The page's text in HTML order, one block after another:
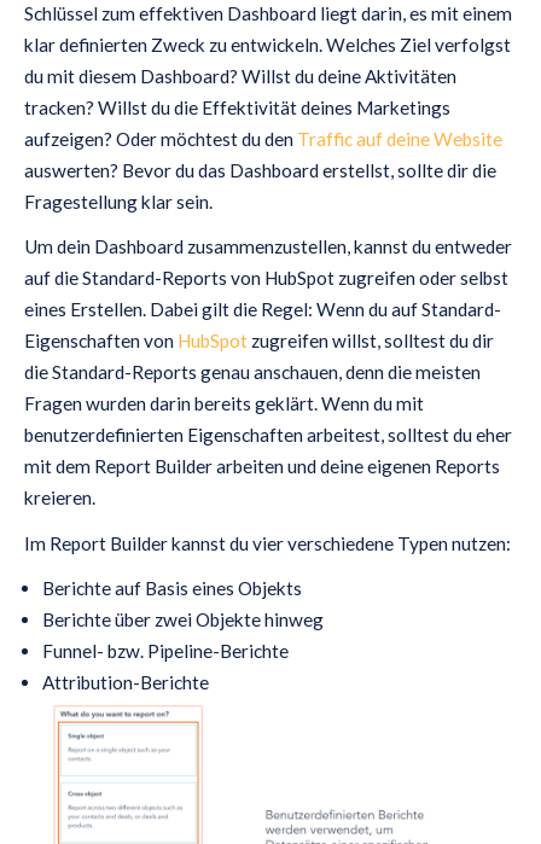
Schlüssel zum effektiven Dashboard liegt darin, es mit einem
klar definierten Zweck zu entwickeln. Welches Ziel verfolgst
du mit diesem Dashboard? Willst du deine Aktivitäten
tracken? Willst du die Effektivität deines Marketings
aufzeigen? Oder möchtest du den Traffic auf deine Website
auswerten? Bevor du das Dashboard erstellst, sollte dir die
Fragestellung klar sein.
Um dein Dashboard zusammenzustellen, kannst du entweder
auf die Standard-Reports von HubSpot zugreifen oder selbst
eines Erstellen. Dabei gilt die Regel: Wenn du auf Standard-
Eigenschaften von HubSpot zugreifen willst, solltest du dir
die Standard-Reports genau anschauen, denn die meisten
Fragen wurden darin bereits geklärt. Wenn du mit
benutzerdefinierten Eigenschaften arbeitest, solltest du eher
mit dem Report Builder arbeiten und deine eigenen Reports
kreieren.
Im Report Builder kannst du vier verschiedene Typen nutzen:
Berichte auf Basis eines Objekts
Berichte über zwei Objekte hinweg
Funnel- bzw. Pipeline-Berichte
Attribution-Berichte